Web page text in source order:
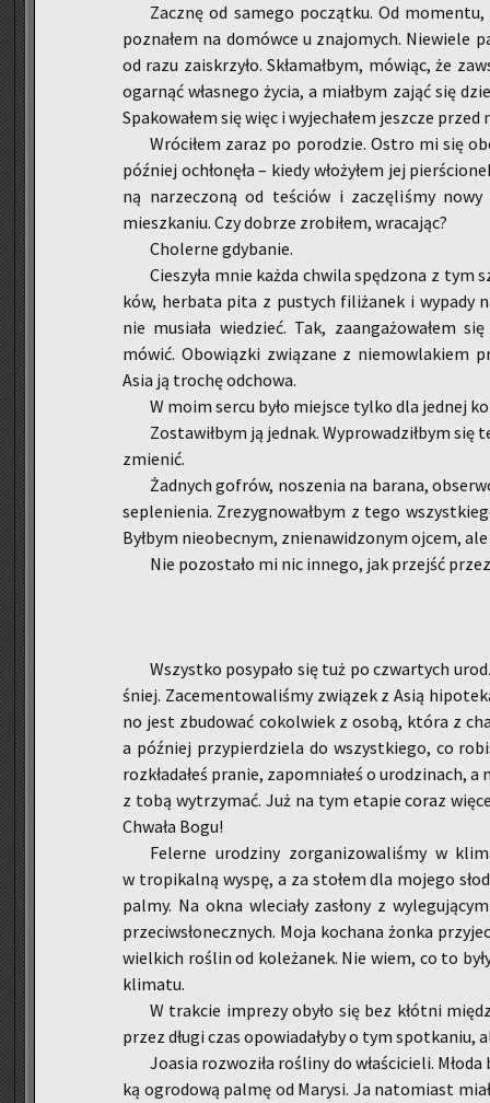
Za­cznę od sa­me­go po­cząt­ku. Od mo­men­tu,
po­zna­łem na do­mów­ce u zna­jo­mych. Nie­wie­le
od razu za­iskrzy­ło. Skła­mał­bym, mó­wiąc, że
ogar­nąć wła­sne­go życia, a miał­bym zająć się
Spa­ko­wa­łem się więc i wy­je­cha­łem jesz­cze
Wró­ci­łem zaraz po po­ro­dzie. Ostro mi się
póź­niej ochło­nę­ła – kiedy wło­ży­łem jej
ną na­rze­czo­ną od te­ściów i za­czę­li­śmy nowy
miesz­ka­niu. Czy do­brze zro­bi­łem, wra­ca­jąc?
Cho­ler­ne gdy­ba­nie.
Cie­szy­ła mnie każda chwi­la spę­dzo­na z
ków, her­ba­ta pita z pu­stych fi­li­ża­nek i wy­pa­dy
nie mu­sia­ła wie­dzieć. Tak, za­an­ga­żo­wa­łem
mówić. Obo­wiąz­ki zwią­za­ne z nie­mow­la­kiem
Asia ją tro­chę od­cho­wa.
W moim sercu było miej­sce tylko dla jed­nej
Zo­sta­wił­bym ją jed­nak. Wy­pro­wa­dził­bym się
zmie­nić.
Żad­nych go­frów, no­sze­nia na ba­ra­na,
se­ple­nie­nia. Zre­zy­gno­wał­bym z tego
Był­bym nie­obec­nym, znie­na­wi­dzo­nym ojcem,
Nie po­zo­sta­ło mi nic in­ne­go, jak przejść
Wszyst­ko po­sy­pa­ło się tuż po czwar­tych
śniej. Za­ce­men­to­wa­li­śmy zwią­zek z Asią
no jest zbu­do­wać co­kol­wiek z osobą, która z
a póź­niej przy­pier­dzie­la do wszyst­kie­go, co
roz­kła­da­łeś pra­nie, za­po­mnia­łeś o uro­dzi­nach,
z tobą wy­trzy­mać. Już na tym eta­pie coraz
Chwa­ła Bogu!
Fe­ler­ne uro­dzi­ny zor­ga­ni­zo­wa­li­śmy w
w tro­pi­kal­ną wyspę, a za sto­łem dla mo­je­go
palmy. Na okna wle­cia­ły za­sło­ny z
prze­ciw­sło­necz­nych. Moja ko­cha­na żonka
wiel­kich ro­ślin od ko­le­ża­nek. Nie wiem, co to
kli­ma­tu.
W trak­cie im­pre­zy obyło się bez kłót­ni
przez długi czas opo­wia­da­ły­by o tym spo­tka­niu,
Jo­asia roz­wo­zi­ła ro­śli­ny do wła­ści­cie­li.
ką ogro­do­wą palmę od Ma­ry­si. Ja na­to­miast